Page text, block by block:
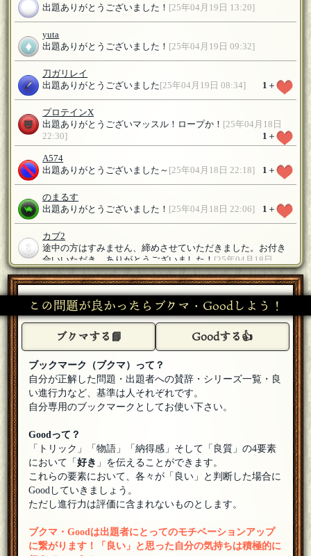
出題ありがとうございました！ [25年04月19日 13:20]
yuta
出題ありがとうございました！ [25年04月19日 09:32]
刀ガリレイ
出題ありがとうございました [25年04月19日 08:34] 1 ＋
プロテインX
出題ありがとうございマッスル！ロープか！ [25年04月18日
22:30]
1 ＋
A574
出題ありがとうございました～ [25年04月18日 22:18] 1 ＋
のまるす
出題ありがとうございました！ [25年04月18日 22:06] 1 ＋
カブ2
途中の方はすみません、締めさせていただきました。お付き
合いいただき、ありがとうございました！ [25年04月18日
22:04]
刀ガリレイ
参加します[25年04月18日 00:26] 1＋
のまるす
参加します！ [25年04月14日 21:34]
目乱🍈
参加します[25年04月14日 18:13] 1＋
yuta
A574
参加します。
[25年04月14日 16:07]
プロテインX
参加しマッスル！[25年04月14日 15:06]
ぜひぜひ、ご参加ください！ [25年04月14日 14:19]
この問題が良かったらブクマ・Goodしよう！
ブクマする📘 Goodする👍
ブックマーク（ブクマ）って？
自分が正解した問題・出題者への賛辞・シリーズ一覧・良
い進行力など、基準は人それぞれです。
自分専用のブックマークとしてお使い下さい。
Goodって？
「トリック」「物語」「納得感」そして「良質」の4要素
において「好き 」を伝えることができます。
これらの要素において、各々が「良い」と判断した場合に
Goodしていきましょう。
ただし進行力は評価に含まれないものとします。
ブクマ・Goodは出題者にとってのモチベーションアップ
に繋がります！「良い」と思った自分の気持ちは積極的に